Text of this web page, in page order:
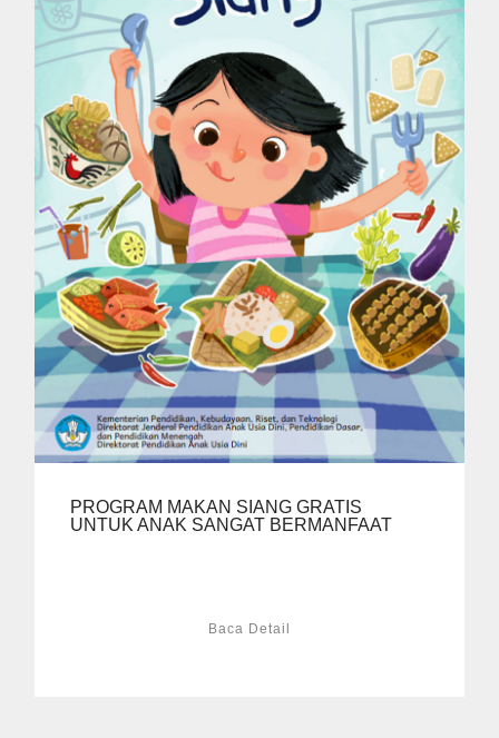
PROGRAM MAKAN SIANG GRATIS
UNTUK ANAK SANGAT BERMANFAAT
Baca Detail